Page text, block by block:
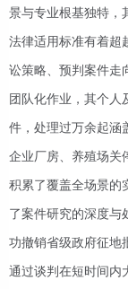
景与专业根基独特，
法律适用标准有着超
讼策略、预判案件走
团队化作业，其个人
件，处理过万余起涵
企业厂房、养殖场关
积累了覆盖全场景的
了案件研究的深度与
功撤销省级政府征地
通过谈判在短时间内